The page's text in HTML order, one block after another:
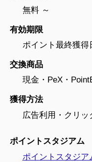
無料 ～
有効期限
ポイント最終獲得
交換商品
現金・PeX・
獲得方法
広告利用・クリ
ポイントスタジアム
ポイントスタジア